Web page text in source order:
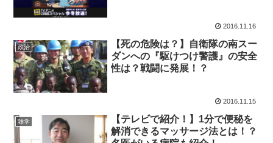
2016.11.16
政治
【死の危険は？】自衛隊の南スー
ダンへの『駆けつけ警護』の安全
性は？戦闘に発展！？
2016.11.15
雑学
【テレビで紹介！】1分で便秘を
解消できるマッサージ法とは！？